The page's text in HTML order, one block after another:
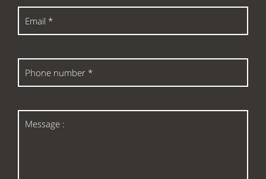
Email
Phone
Message